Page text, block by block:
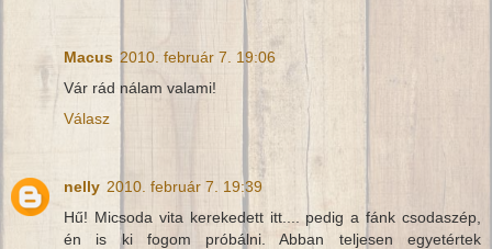
Macus 2010. február 7. 19:06
Vár rád nálam valami!
Válasz
nelly 2010. február 7. 19:39
Hű! Micsoda vita kerekedett itt.... pedig a fánk csodaszép,
én is ki fogom próbálni. Abban teljesen egyetértek